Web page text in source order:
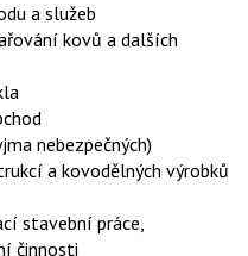
a služeb
kovů a dalších
nebezpečných)
a kovodělných výrobků
stavební práce,
činnosti